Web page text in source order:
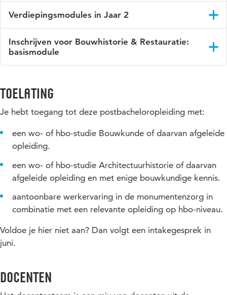
Jaar 2: 4 verdiepingsmodules
beslaat 20 weken. De overige modules zijn 10 weken.
Bouwhistorie & Restauratie
Restauratietechniek
Historische Interieurs
Verdiepingsmodules in Jaar 2
vaardigheden binnen jouw afstudeerspecialisatie:
bouwhistorie of restauratie. De 4 verdiepingsmodules in jaar 2
zijn:
Restauratie I
Restauratie II
voor het afstudeeronderzoek en verdiepend en verbredend op
het erfgoedwerkveld.
Inschrijven voor Bouwhistorie & Restauratie:
basismodule
cursus aangeboden. Je volgt de colleges, maakt de
meer weten over deze module? Neem dan contact op met
Inschrijven 'Bouwhistorie & Restauratie:
basismodule'
Start: 6 januari 2027.Meld je aan.
Toelating
Je hebt toegang tot deze postbacheloropleiding met:
een wo- of hbo-studie Bouwkunde of daarvan afgeleide
opleiding.
een wo- of hbo-studie Architectuurhistorie of daarvan
afgeleide opleiding en met enige bouwkundige kennis.
aantoonbare werkervaring in de monumentenzorg in
combinatie met een relevante opleiding op hbo-niveau.
Voldoe je hier niet aan? Dan volgt een intakegesprek in
juni.
Docenten